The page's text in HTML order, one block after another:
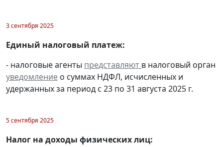
3 сентября 2025
Единый налоговый платеж:
- налоговые агенты представляют в налоговый орган
уведомление о суммах НДФЛ, исчисленных и
удержанных за период с 23 по 31 августа 2025 г.
5 сентября 2025
Налог на доходы физических лиц: